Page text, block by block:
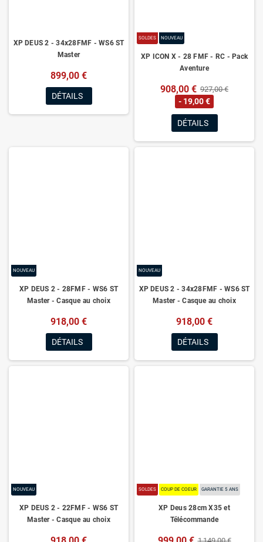
XP DEUS 2 - 34x28FMF - WS6 ST
Master
899,00 €
DÉTAILS
SOLDES NOUVEAU
XP ICON X - 28 FMF - RC - Pack
Aventure
908,00 € 927,00 €
- 19,00 €
DÉTAILS
NOUVEAU
XP DEUS 2 - 28FMF - WS6 ST
Master - Casque au choix
918,00 €
DÉTAILS
NOUVEAU
XP DEUS 2 - 34x28FMF - WS6 ST
Master - Casque au choix
918,00 €
DÉTAILS
NOUVEAU
XP DEUS 2 - 22FMF - WS6 ST
Master - Casque au choix
SOLDES COUP DE COEUR GARANTIE 5 ANS
XP Deus 28cm X35 et
Télécommande